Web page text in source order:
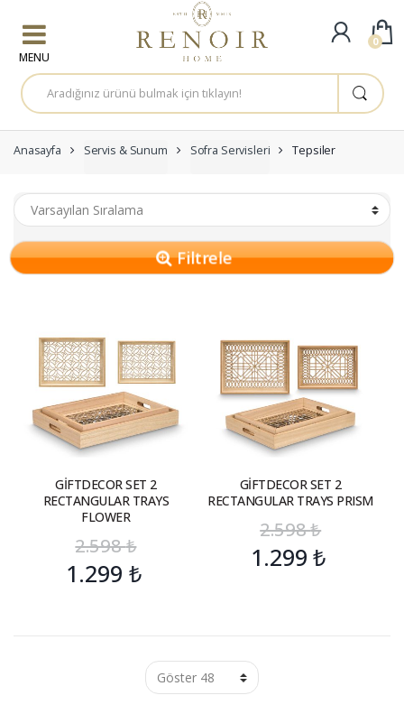
A
r
a
a
:
Anasayfa Servis & Sunum Sofra Servisleri Tepsiler
Filtrele
GİFTDECOR SET 2
RECTANGULAR TRAYS
FLOWER
2.598₺
1.299 ₺
GİFTDECOR SET 2
RECTANGULAR TRAYS PRISM
2.598₺
1.299₺
0